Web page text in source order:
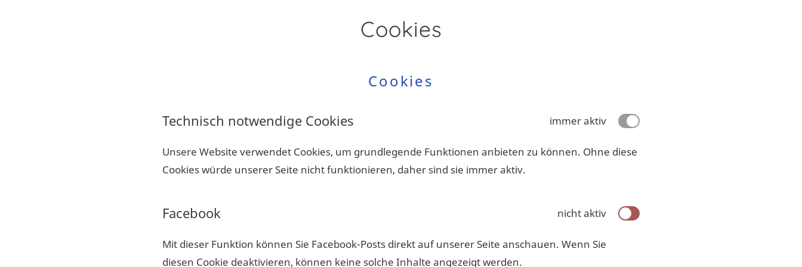
Cookies
Cookies
Technisch notwendige Cookies immer aktiv
Unsere Website verwendet Cookies, um grundlegende Funktionen anbieten zu können. Ohne diese
Cookies würde unserer Seite nicht funktionieren, daher sind sie immer aktiv.
Facebook nicht aktiv
Mit dieser Funktion können Sie Facebook-Posts direkt auf unserer Seite anschauen. Wenn Sie
diesen Cookie deaktivieren, können keine solche Inhalte angezeigt werden.